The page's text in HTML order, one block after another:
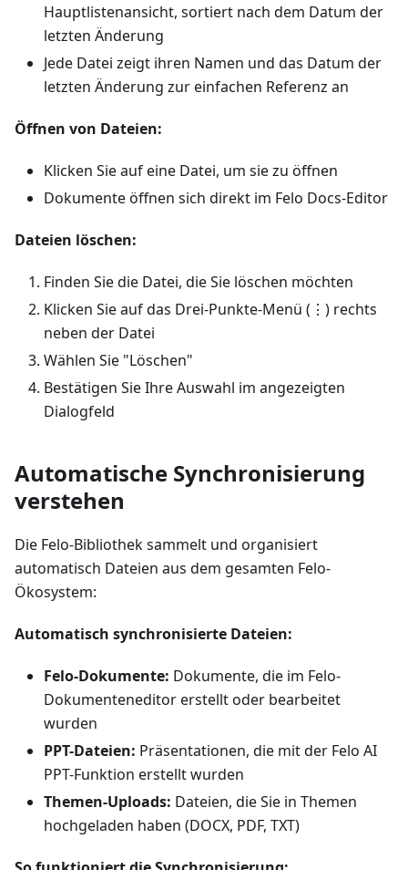
Hauptlistenansicht, sortiert nach dem Datum der
letzten Änderung
Jede Datei zeigt ihren Namen und das Datum der
letzten Änderung zur einfachen Referenz an
Öffnen von Dateien:
Klicken Sie auf eine Datei, um sie zu öffnen
Dokumente öffnen sich direkt im Felo Docs-Editor
Dateien löschen:
Finden Sie die Datei, die Sie löschen möchten
Klicken Sie auf das Drei-Punkte-Menü (⋮) rechts
neben der Datei
Wählen Sie "Löschen"
Bestätigen Sie Ihre Auswahl im angezeigten
Dialogfeld
Automatische Synchronisierung
verstehen
Die Felo-Bibliothek sammelt und organisiert
automatisch Dateien aus dem gesamten Felo-
Ökosystem:
Automatisch synchronisierte Dateien:
Felo-Dokumente: Dokumente, die im Felo-
Dokumenteneditor erstellt oder bearbeitet
wurden
PPT-Dateien: Präsentationen, die mit der Felo AI
PPT-Funktion erstellt wurden
Themen-Uploads: Dateien, die Sie in Themen
hochgeladen haben (DOCX, PDF, TXT)